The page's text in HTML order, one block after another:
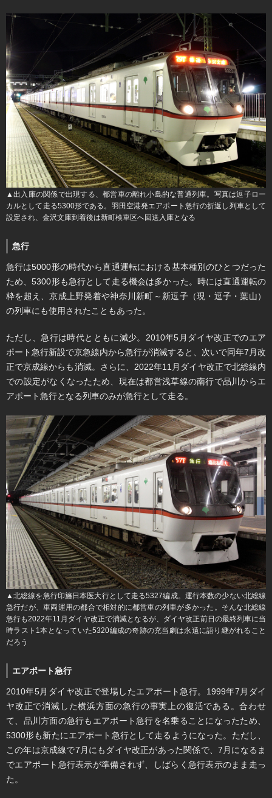
▲出入庫の関係で出現する、都営車の離れ小島的な普通列車。写真は逗子ロー
カルとして走る5300形である。羽田空港発エアポート急行の折返し列車として
設定され、金沢文庫到着後は新町検車区へ回送入庫となる
急行
急行は5000形の時代から直通運転における基本種別のひとつだった
ため、5300形も急行として走る機会は多かった。時には直通運転の
枠を超え、京成上野発着や神奈川新町～新逗子（現・逗子・葉山）
の列車にも使用されたこともあった。
ただし、急行は時代とともに減少。2010年5月ダイヤ改正でのエア
ポート急行新設で京急線内から急行が消滅すると、次いで同年7月改
正で京成線からも消滅。さらに、2022年11月ダイヤ改正で北総線内
での設定がなくなったため、現在は都営浅草線の南行で品川からエ
アポート急行となる列車のみが急行として走る。
▲北総線を急行印旛日本医大行として走る5327編成。運行本数の少ない北総線
急行だが、車両運用の都合で相対的に都営車の列車が多かった。そんな北総線
急行も2022年11月ダイヤ改正で消滅となるが、ダイヤ改正前日の最終列車に当
時ラスト1本となっていた5320編成の奇跡の充当劇は永遠に語り継がれること
だろう
エアポート急行
2010年5月ダイヤ改正で登場したエアポート急行。1999年7月ダイ
ヤ改正で消滅した横浜方面の急行の事実上の復活である。合わせ
て、品川方面の急行もエアポート急行を名乗ることになったため、
5300形も新たにエアポート急行として走るようになった。ただし、
この年は京成線で7月にもダイヤ改正があった関係で、7月になるま
でエアポート急行表示が準備されず、しばらく急行表示のまま走っ
た。